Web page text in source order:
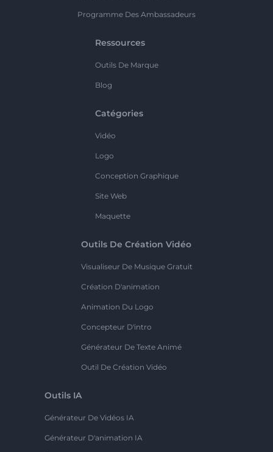
Programme Des Ambassadeurs
Ressources
Outils De Marque
Blog
Catégories
Vidéo
Logo
Conception Graphique
Site Web
Maquette
Outils De Création Vidéo
Visualiseur De Musique Gratuit
Création D'animation
Animation Du Logo
Concepteur D'intro
Générateur De Texte Animé
Outil De Création Vidéo
Outils IA
Générateur De Vidéos IA
Générateur D'animation IA